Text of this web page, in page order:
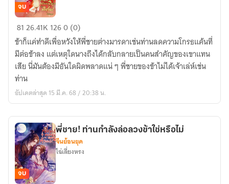
บุรุษ
ที่
ข้า
เล็ง
ไว้
ไม่ใช่
ท่าน
พี่
ชาย!
จบ
8126.41K 1260 (0)
ข้าก็แค่ทำดีเพื่อหวังให้พี่ชายต่างมารดาเช่นท่านลดความโกรธแค้นที่
มีต่อข้าลง แต่เหตุใดนางถึงได้กลับกลายเป็นคนสำคัญของเขาแทน
เสีย นี่มันต้องมีอันใดผิดพลาดแน่ ๆ พี่ชายของข้าไม่ได้เจ้าเล่ห์เช่น
ท่าน
อัปเดตล่าสุด 15 มี.ค. 68 / 20:38 น.
จบ
พี่ชาย! ท่านกำลังล่อลวงข้าใช่หรือไม่
จีนย้อนยุค
ไฉ่เลี่ยงหรง